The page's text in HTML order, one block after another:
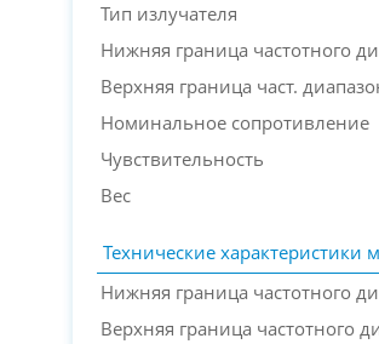
Тип излучателя
Нижняя граница частотного
Верхняя граница част.
Номинальное сопротивление
Чувствительность
Вес
Технические характеристики
Нижняя граница частотного
Верхняя граница частотного